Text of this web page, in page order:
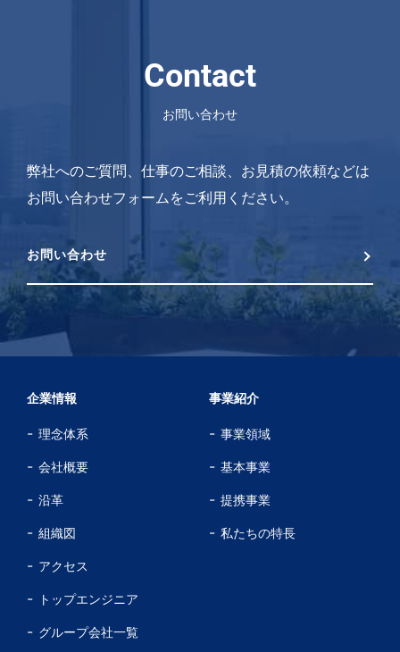
Contact
お問い合わせ
弊社へのご質問、仕事のご相談、お見積の依頼などは
お問い合わせフォームをご利用ください。
お問い合わせ
企業情報
理念体系
会社概要
沿革
組織図
アクセス
トップエンジニア
グループ会社一覧
事業紹介
事業領域
基本事業
提携事業
私たちの特長